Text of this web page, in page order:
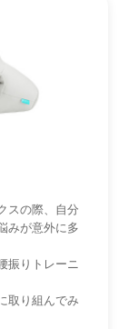
スの際、自分
みが意外に多
振りトレーニ
取り組んでみ